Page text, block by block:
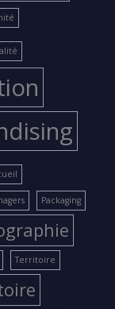
Packaging
Territoire